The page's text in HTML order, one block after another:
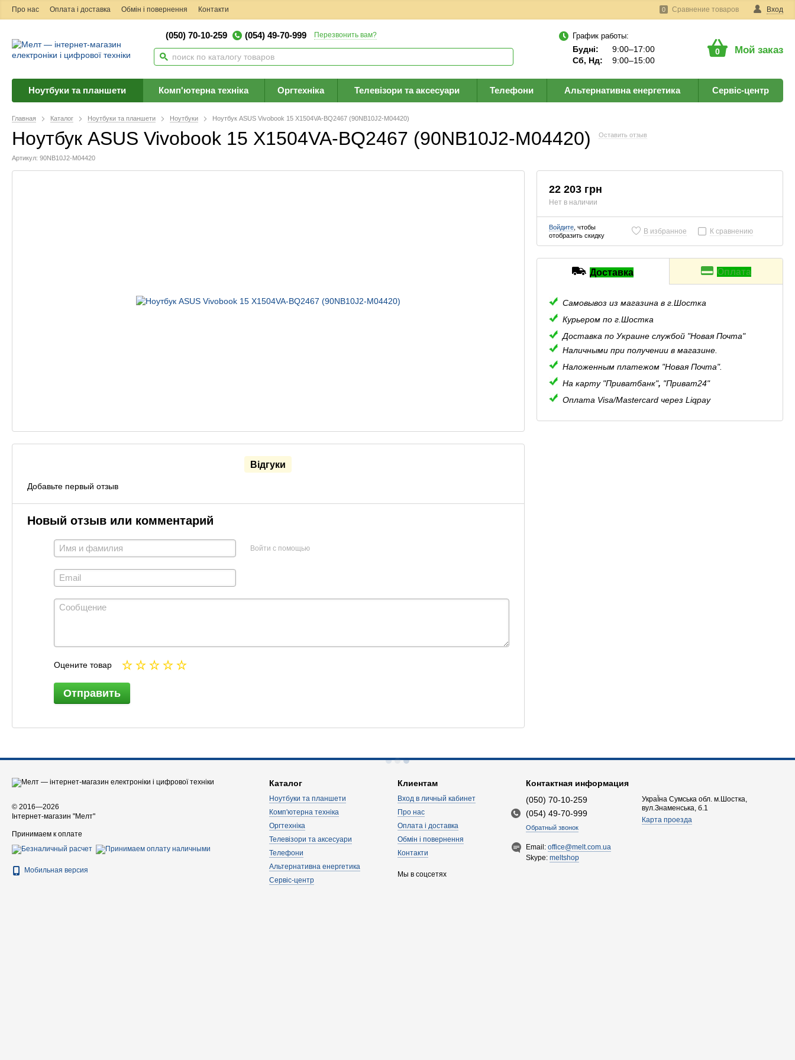
Про нас Оплата і доставка Обмін і повернення Контакти Вход
0 Сравнение товаров
(050) 70-10-259 (054) 49-70-999 Перезвонить вам? График работы:
Будні:
9:00–17:00
Сб, Нд:
9:00–15:00
0 Мой заказ
Ноутбуки та планшети Комп'ютерна техніка Оргтехніка Телевізори та аксесуари Телефони Альтернативна енергетика Сервіс-центр
Главная Каталог Ноутбуки та планшети Ноутбуки Ноутбук ASUS Vivobook 15 X1504VA-BQ2467 (90NB10J2-M04420)
Ноутбук ASUS Vivobook 15 X1504VA-BQ2467 (90NB10J2-M04420) Оставить отзыв
Артикул: 90NB10J2-M04420
Відгуки
Добавьте первый отзыв
Новый отзыв или комментарий
Войти с помощью
Оцените товар
Отправить
22 203 грн
Нет в наличии
Войдите, чтобы
отобразить скидку
В избранное К сравнению
Доставка Оплата
Самовывоз из магазина в г.Шостка
Курьером по г.Шостка
Доставка по Украине службой "Новая Почта"
Наличными при получении в магазине.
Наложенным платежом "Новая Почта".
На карту "Приватбанк", "Приват24"
Оплата Visa/Mastercard через Liqpay
© 2016—2026
Інтернет-магазин "Мелт"
Принимаем к оплате
Мобильная версия
Каталог
Ноутбуки та планшети
Комп'ютерна техніка
Оргтехніка
Телевізори та аксесуари
Телефони
Альтернативна енергетика
Сервіс-центр
Клиентам
Вход в личный кабинет
Про нас
Оплата і доставка
Обмін і повернення
Контакти
Мы в соцсетях
Контактная информация
(050) 70-10-259
(054) 49-70-999
Обратный звонок
УкраЇна Сумська обл. м.Шостка,
вул.Знаменська, б.1
Карта проезда
Email:office@melt.com.ua
Skype:meltshop